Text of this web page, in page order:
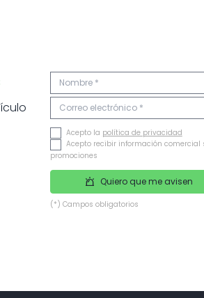
Acepto la política de privacidad
Acepto recibir información comercial
promociones
Quiero que me avisen
(*) Campos obligatorios